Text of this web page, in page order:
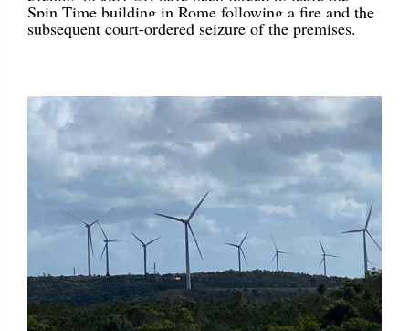
Spin Time building in Rome following a fire and the
subsequent court-ordered seizure of the premises.